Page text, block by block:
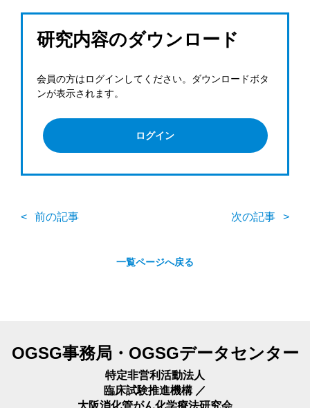
研究内容のダウンロード
会員の方はログインしてください。ダウンロードボタ
ンが表示されます。
ログイン
前の記事 次の記事
一覧ページへ戻る
OGSG事務局・OGSGデータセンター
特定非営利活動法人
臨床試験推進機構 ／
大阪消化管がん化学療法研究会